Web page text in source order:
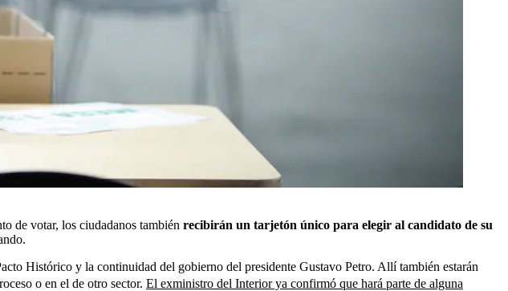
de votar, los ciudadanos también recibirán un tarjetón único para elegir al candidato de su
Histórico y la continuidad del gobierno del presidente Gustavo Petro. Allí también estarán
o en el de otro sector. El exministro del Interior ya confirmó que hará parte de alguna